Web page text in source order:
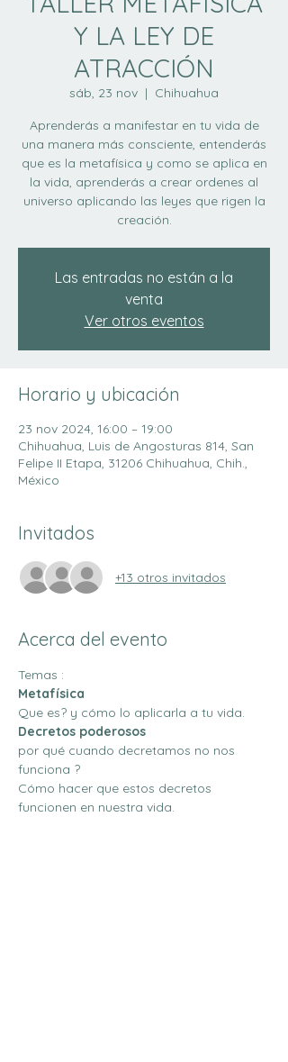
Y LA LEY DE
ATRACCIÓN
sáb, 23 nov
  |
Chihuahua
Aprenderás a manifestar en tu vida de
una manera más consciente, entenderás
que es la metafísica y como se aplica en
la vida, aprenderás a crear ordenes al
universo aplicando las leyes que rigen la
creación.
Las entradas no están a la
venta
Ver otros eventos
Horario y ubicación
23 nov 2024, 16:00 – 19:00
Chihuahua, Luis de Angosturas 814, San
Felipe II Etapa, 31206 Chihuahua, Chih.,
México
Invitados
+13 otros invitados
Acerca del evento
Temas :
Metafísica
Que es? y cómo lo aplicarla a tu vida.
Decretos poderosos
por qué cuando decretamos no nos
funciona ?
Cómo hacer que estos decretos
funcionen en nuestra vida.